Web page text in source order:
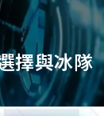
擇與冰隊